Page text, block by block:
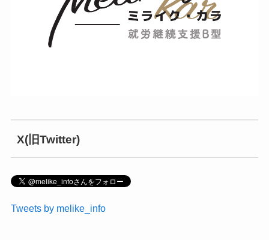
X(旧Twitter)
Tweets by melike_info